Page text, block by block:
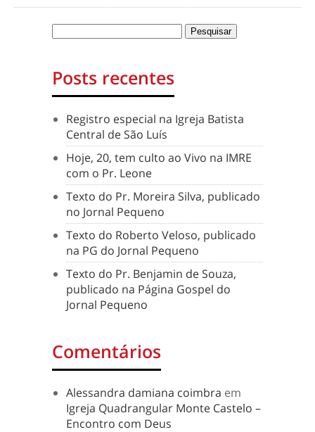
Posts recentes
Registro especial na Igreja Batista
Central de São Luís
Hoje, 20, tem culto ao Vivo na IMRE
com o Pr. Leone
Texto do Pr. Moreira Silva, publicado
no Jornal Pequeno
Texto do Roberto Veloso, publicado
na PG do Jornal Pequeno
Texto do Pr. Benjamin de Souza,
publicado na Página Gospel do
Jornal Pequeno
Comentários
Alessandra damiana coimbra em
Igreja Quadrangular Monte Castelo –
Encontro com Deus